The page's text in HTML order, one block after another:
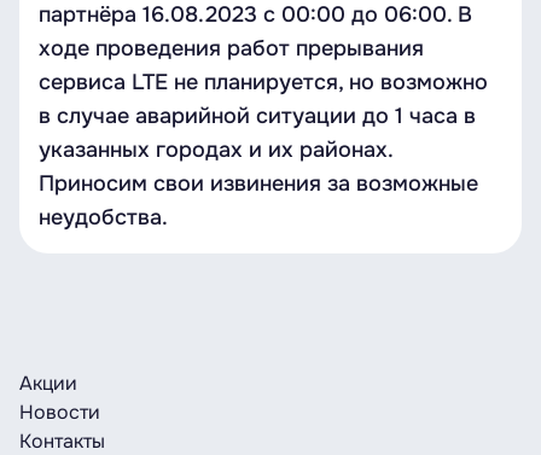
партнёра 16.08.2023 с 00:00 до 06:00. В
ходе проведения работ прерывания
сервиса LTE не планируется, но возможно
в случае аварийной ситуации до 1 часа в
указанных городах и их районах.
Приносим свои извинения за возможные
неудобства.
Акции
Новости
Контакты